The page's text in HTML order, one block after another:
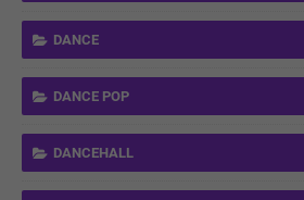
DANCE
DANCE POP
DANCEHALL